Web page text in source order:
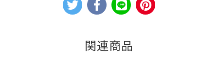
関連商品